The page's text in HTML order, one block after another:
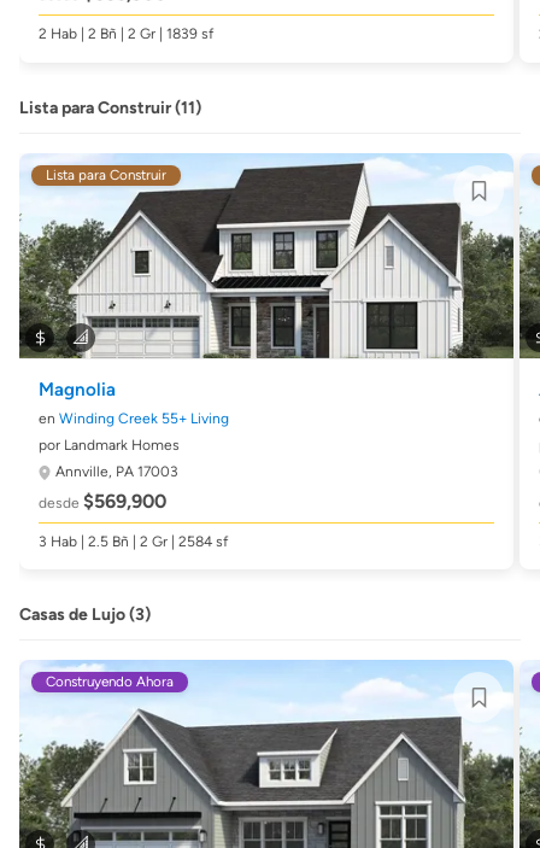
2 Hab | 2 Bñ | 2 Gr | 1839 sf
Lista para Construir (11)
Lista para Construir
Magnolia
en Winding Creek 55+ Living
por Landmark Homes
Annville, PA 17003
desde $569,900
3 Hab | 2.5 Bñ | 2 Gr | 2584 sf
Casas de Lujo (3)
Construyendo Ahora